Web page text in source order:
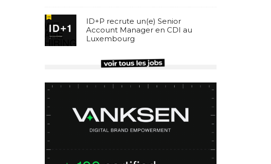
ID+P recrute un(e) Senior
Account Manager en CDI au
Luxembourg